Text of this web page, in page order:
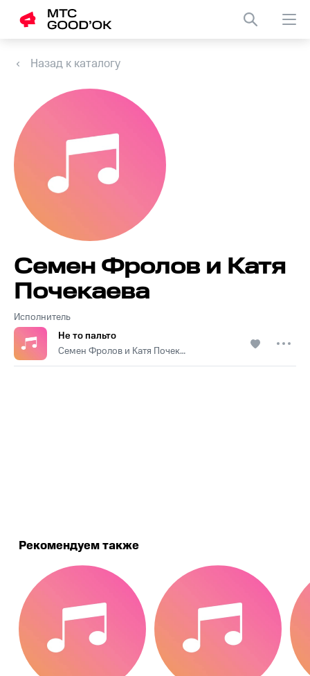
Назад к каталогу
Исполнитель
Семен Фролов и Катя
Почекаева
Не то пальто
Семен Фролов и Катя Почекаева
Рекомендуем также